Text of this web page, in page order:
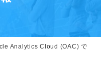
Analytics Cloud (OAC) で